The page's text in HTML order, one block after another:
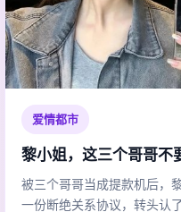
爱情都市
黎小姐，这三个哥哥不
被三个哥哥当成提款机后，
一份断绝关系协议，转头认